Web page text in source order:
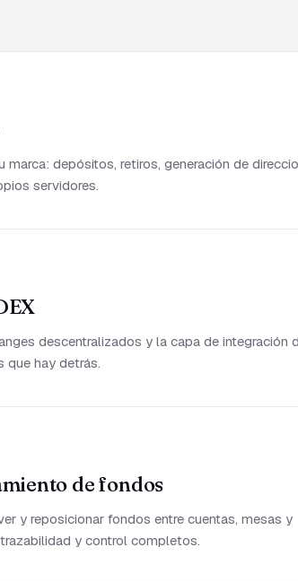
marca: depósitos, retiros, generación de
servidores.
descentralizados y la capa de integración
hay detrás.
de fondos
y reposicionar fondos entre cuentas, mesas y
y control completos.